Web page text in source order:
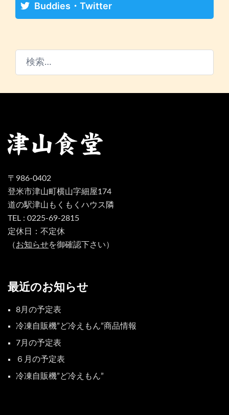
Buddies・Twitter
索:
〒986-0402
登米市津山町横山字細屋174
道の駅津山もくもくハウス隣
TEL : 0225-69-2815
定休日：不定休
（お知らせを御確認下さい）
最近のお知らせ
8月の予定表
冷凍自販機”ど冷えもん”商品情報
7月の予定表
６月の予定表
冷凍自販機”ど冷えもん”